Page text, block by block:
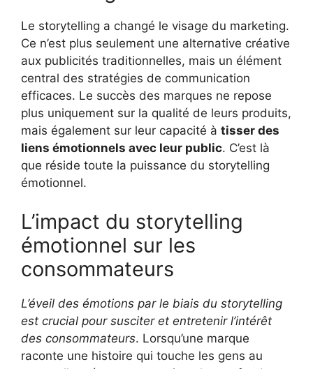
Le storytelling a changé le visage du marketing.
Ce n’est plus seulement une alternative créative
aux publicités traditionnelles, mais un élément
central des stratégies de communication
efficaces. Le succès des marques ne repose
plus uniquement sur la qualité de leurs produits,
mais également sur leur capacité à tisser des
liens émotionnels avec leur public. C’est là
que réside toute la puissance du storytelling
émotionnel.
L’impact du storytelling
émotionnel sur les
consommateurs
L’éveil des émotions par le biais du storytelling
est crucial pour susciter et entretenir l’intérêt
des consommateurs. Lorsqu’une marque
raconte une histoire qui touche les gens au